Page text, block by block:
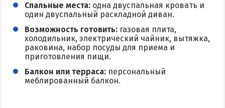
Спальные места: одна двуспальная кровать и
один двуспальный раскладной диван.
Возможность готовить: газовая плита,
холодильник, электрический чайник, вытяжка,
раковина, набор посуды для приема и
приготовления пищи.
Балкон или терраса: персональный
меблированный балкон.